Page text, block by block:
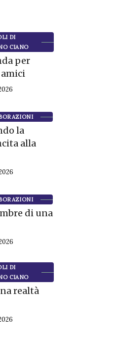
DI
CIANO
per
la
alla
di una
DI
CIANO
realtà